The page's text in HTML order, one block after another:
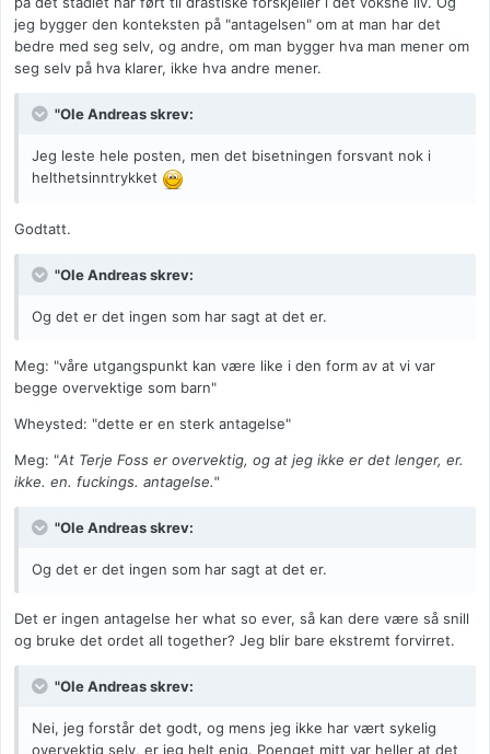
jeg bygger den konteksten på "antagelsen" om at man har det
bedre med seg selv, og andre, om man bygger hva man mener om
seg selv på hva klarer, ikke hva andre mener.
"Ole Andreas skrev:
Jeg leste hele posten, men det bisetningen forsvant nok i
helthetsinntrykket
Godtatt.
"Ole Andreas skrev:
Og det er det ingen som har sagt at det er.
Meg: "våre utgangspunkt kan være like i den form av at vi var
begge overvektige som barn"
Wheysted: "dette er en sterk antagelse"
Meg: "At Terje Foss er overvektig, og at jeg ikke er det lenger, er.
ikke. en. fuckings. antagelse."
"Ole Andreas skrev:
Og det er det ingen som har sagt at det er.
Det er ingen antagelse her what so ever, så kan dere være så snill
og bruke det ordet all together? Jeg blir bare ekstremt forvirret.
"Ole Andreas skrev:
Nei, jeg forstår det godt, og mens jeg ikke har vært sykelig
overvektig selv, er jeg helt enig. Poenget mitt var heller at det